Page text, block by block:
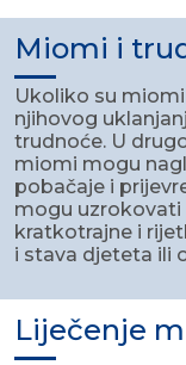
Miomi i
Ukoliko su
njihovog
trudnoće. U
miomi mogu
pobačaje i
mogu uzrokovati
kratkotrajne i
i stava djeteta ili
Liječenje